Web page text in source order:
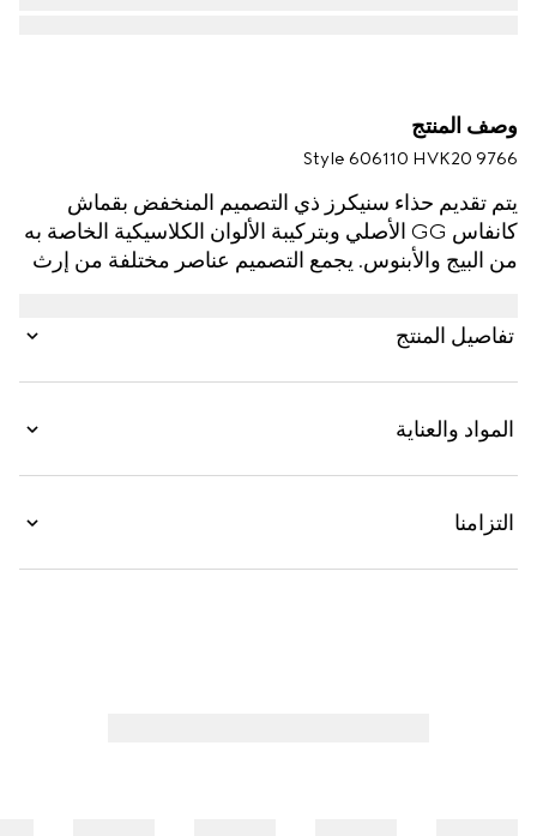
وصف المنتج
Style ‎606110 HVK20 9766
يتم تقديم حذاء سنيكرز ذي التصميم المنخفض بقماش
كانفاس GG الأصلي وبتركيبة الألوان الكلاسيكية الخاصة به
من البيج والأبنوس. يجمع التصميم عناصر مختلفة من إرث
الوثيق بعالم الرياضات والترفيه.
تفاصيل المنتج
المواد والعناية
التزامنا